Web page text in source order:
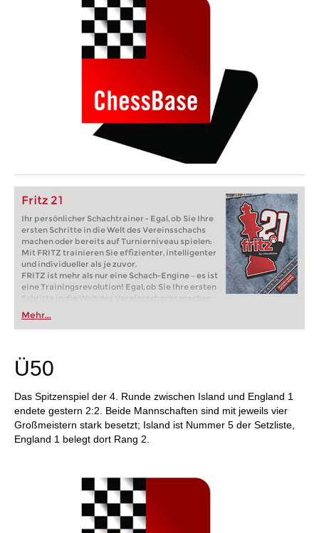
Fritz 21
Ihr persönlicher Schachtrainer - Egal, ob Sie Ihre
ersten Schritte in die Welt des Vereinsschachs
machen oder bereits auf Turnierniveau spielen:
Mit FRITZ trainieren Sie effizienter, intelligenter
und individueller als je zuvor.
FRITZ ist mehr als nur eine Schach-Engine – es ist
eine Trainingsrevolution! Egal, ob Sie Ihre ersten
Schritte in die Welt des Vereinsschachs machen
oder bereits auf Turnierniveau spielen: Mit
FRITZ trainieren Sie effizienter, intelligenter und
individueller als je zuvor.
Mehr...
Ü50
Das Spitzenspiel der 4. Runde zwischen Island und England 1
endete gestern 2:2. Beide Mannschaften sind mit jeweils vier
Großmeistern stark besetzt; Island ist Nummer 5 der Setzliste,
England 1 belegt dort Rang 2.